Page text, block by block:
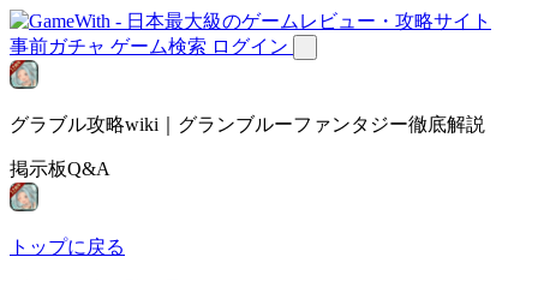
事前ガチャ ゲーム検索 ログイン
グラブル攻略wiki｜グランブルーファンタジー徹底解説
掲示板Q&A
トップに戻る